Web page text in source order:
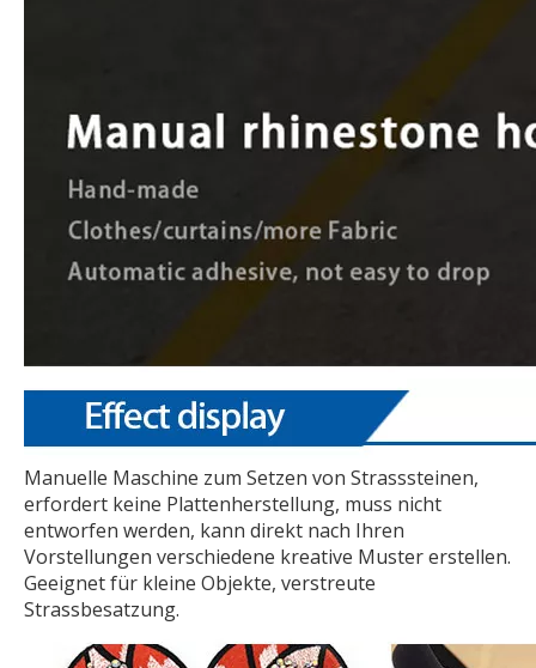
Manuelle Maschine zum Setzen von Strasssteinen,
erfordert keine Plattenherstellung, muss nicht
entworfen werden, kann direkt nach Ihren
Vorstellungen verschiedene kreative Muster erstellen.
Geeignet für kleine Objekte, verstreute
Strassbesatzung.